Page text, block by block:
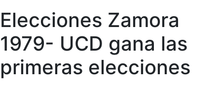
Elecciones Zamora
1979- UCD gana las
primeras elecciones